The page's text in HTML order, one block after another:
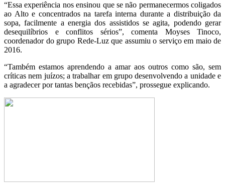
“Essa experiência nos ensinou que se não permanecermos coligados
ao Alto e concentrados na tarefa interna durante a distribuição da
sopa, facilmente a energia dos assistidos se agita, podendo gerar
desequilíbrios e conflitos sérios”, comenta Moyses Tinoco,
coordenador do grupo Rede-Luz que assumiu o serviço em maio de
2016.
“Também estamos aprendendo a amar aos outros como são, sem
críticas nem juízos; a trabalhar em grupo desenvolvendo a unidade e
a agradecer por tantas bençãos recebidas”, prossegue explicando.